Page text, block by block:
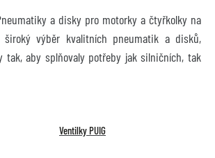
a disky pro motorky a čtyřkolky na
široký výběr kvalitních pneumatik a disků,
tak, aby splňovaly potřeby jak silničních, tak
Ventilky PUIG